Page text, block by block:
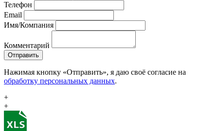
Телефон
Email
Имя/Компания
Комментарий
Отправить
Нажимая кнопку «Отправить», я даю своё согласие на
обработку персональных данных.
+
+